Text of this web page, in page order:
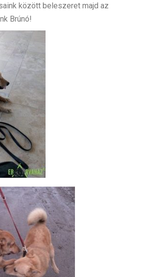
között beleszeret majd az
Brúnó!